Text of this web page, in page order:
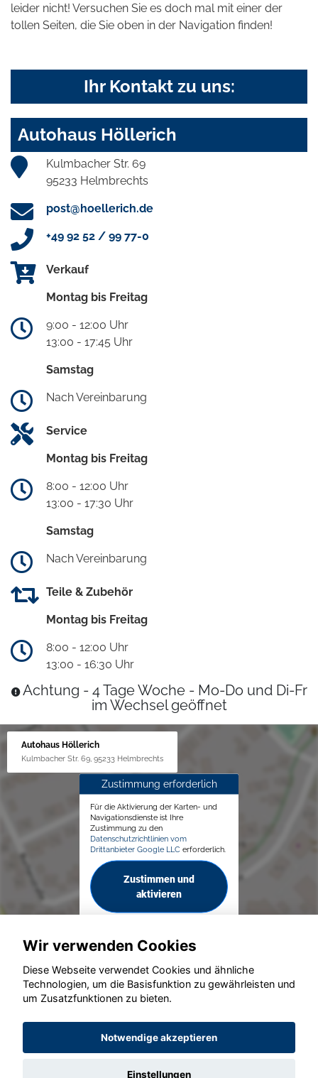
leider nicht! Versuchen Sie es doch mal mit einer der
tollen Seiten, die Sie oben in der Navigation finden!
Ihr Kontakt zu uns:
Autohaus Höllerich
Kulmbacher Str. 69
95233 Helmbrechts
post@hoellerich.de
+49 92 52 / 99 77-0
Verkauf
Montag bis Freitag
9:00 - 12:00 Uhr
13:00 - 17:45 Uhr
Samstag
Nach Vereinbarung
Service
Montag bis Freitag
8:00 - 12:00 Uhr
13:00 - 17:30 Uhr
Samstag
Nach Vereinbarung
Teile & Zubehör
Montag bis Freitag
8:00 - 12:00 Uhr
13:00 - 16:30 Uhr
Achtung - 4 Tage Woche - Mo-Do und Di-Fr
im Wechsel geöffnet
Autohaus Höllerich
Kulmbacher Str. 69, 95233 Helmbrechts
Zustimmung erforderlich
Für die Aktivierung der Karten- und
Navigationsdienste ist Ihre
Zustimmung zu den
Datenschutzrichtlinien vom
Drittanbieter Google LLC erforderlich.
Zustimmen und
aktivieren
© konjunkturmotor.de GmbH 2020 - 2026
Wir verwenden Cookies
Diese Webseite verwendet Cookies und ähnliche
Technologien, um die Basisfunktion zu gewährleisten und
um Zusatzfunktionen zu bieten.
Notwendige akzeptieren
Einstellungen